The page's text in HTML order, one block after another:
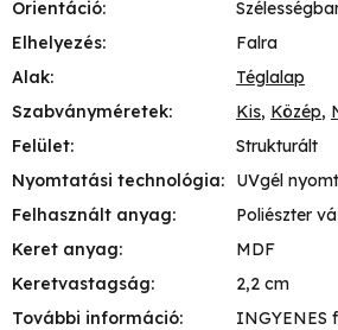
Orientáció:
Elhelyezés:
Falra
Alak:
Téglalap
Szabványméretek: Kis, Közép,
Felület:
Strukturált
Nyomtatási technológia:
UVgél
Felhasznált anyag:
Poliészter
Keret anyag:
MDF
Keretvastagság:
2,2 cm
További információ: INGYENES